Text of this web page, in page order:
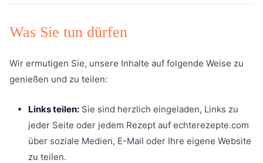
Was Sie tun dürfen
Wir ermutigen Sie, unsere Inhalte auf folgende Weise zu
genießen und zu teilen:
Links teilen: Sie sind herzlich eingeladen, Links zu
jeder Seite oder jedem Rezept auf echterezepte.com
über soziale Medien, E-Mail oder Ihre eigene Website
zu teilen.